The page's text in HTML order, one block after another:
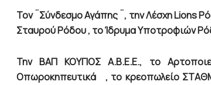
Τον ¨Σύνδεσμο Αγάπης ¨, την ΛέσχηLions
Σταυρού Ρόδου , το Ίδρυμα Υποτροφιών
Την ΒΑΠ ΚΟΥΓΙΟΣ Α.Β.Ε.Ε., το
Οπωροκηπευτικά , το κρεοπωλείο